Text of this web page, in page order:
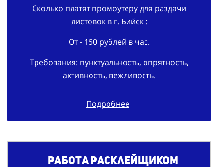
Сколько платят промоутеру для раздачи
листовок в г. Бийск :
От - 150 рублей в час.
Требования: пунктуальность, опрятность,
активность, вежливость.
Подробнее
Работа расклейщиком